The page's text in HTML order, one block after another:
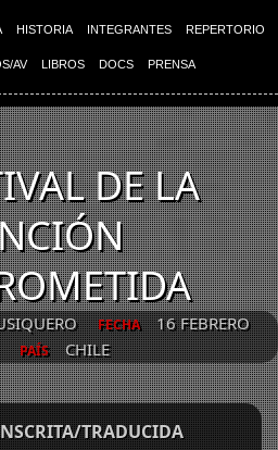
HISTORIA INTEGRANTES REPERTORIO
AV LIBROS DOCS PRENSA
DE LA
FECHA
16 FEBRERO
PAÍS CHILE
TRADUCIDA